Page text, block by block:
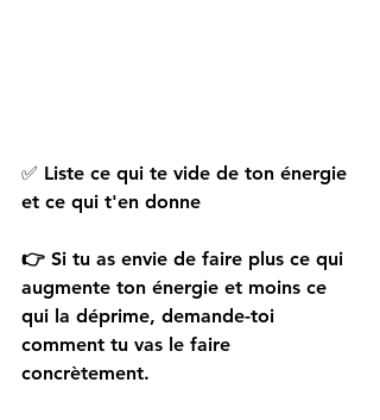
✅ Liste ce qui te vide de ton énergie
et ce qui t'en donne
👉 Si tu as envie de faire plus ce qui
augmente ton énergie et moins ce
qui la déprime, demande-toi
comment tu vas le faire
concrètement.